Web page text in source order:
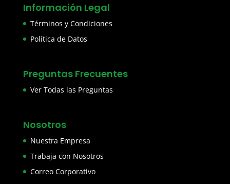
Información Legal
Términos y Condiciones
Política de Datos
Preguntas Frecuentes
Ver Todas las Preguntas
Nosotros
Nuestra Empresa
Trabaja con Nosotros
Correo Corporativo